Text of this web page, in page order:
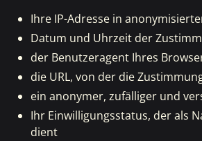
Ihre IP-Adresse in
Datum und Uhrzeit der
der Benutzeragent Ihres
die URL, von der die
ein anonymer, zufälliger und
Ihr Einwilligungsstatus, der als
dient